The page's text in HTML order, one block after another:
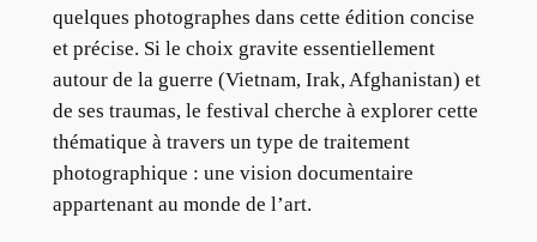
quelques photographes dans cette édition concise
et précise. Si le choix gravite essentiellement
autour de la guerre (Vietnam, Irak, Afghanistan) et
de ses traumas, le festival cherche à explorer cette
thématique à travers un type de traitement
photographique : une vision documentaire
appartenant au monde de l’art.